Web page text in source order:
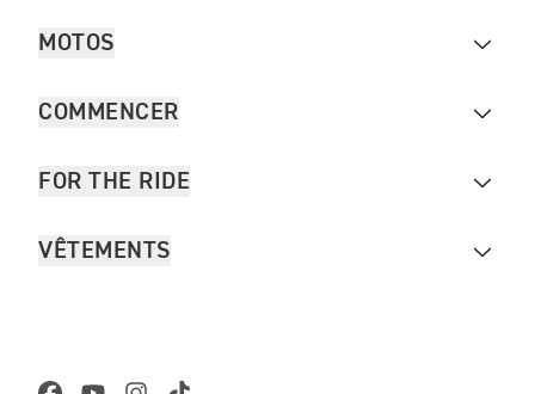
MOTOS
COMMENCER
FOR THE RIDE
VÊTEMENTS